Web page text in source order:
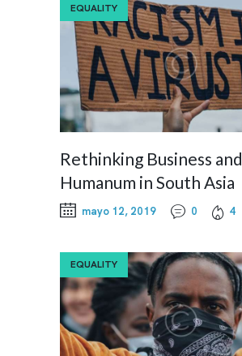
EQUALITY
Rethinking Business and
Humanum in South Asia
mayo 12, 2019 0 4
EQUALITY